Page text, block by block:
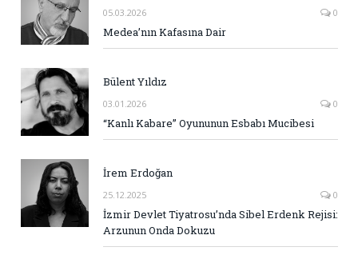
05.03.2026 0
Medea’nın Kafasına Dair
Bülent Yıldız
03.01.2026 0
“Kanlı Kabare” Oyununun Esbabı Mucibesi
İrem Erdoğan
25.12.2025 0
İzmir Devlet Tiyatrosu’nda Sibel Erdenk Rejisi:
Arzunun Onda Dokuzu